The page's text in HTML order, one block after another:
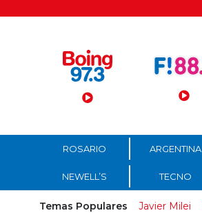
Menú Principal
ROSARIO ARGENTINA
NEWELL’S TECNO
Temas Populares Javier Milei